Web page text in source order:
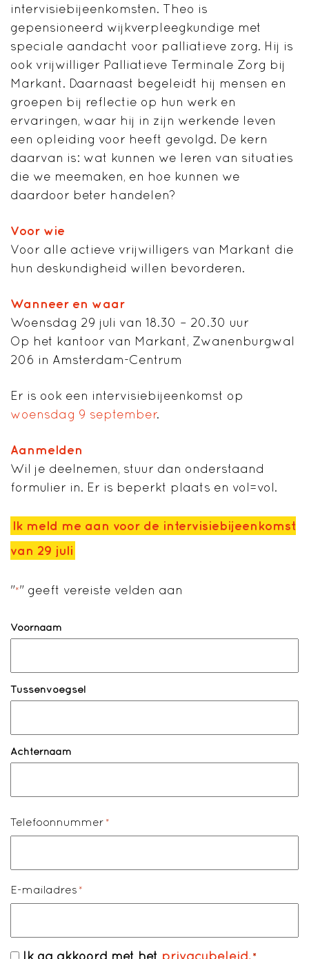
intervisiebijeenkomsten. Theo is
gepensioneerd wijkverpleegkundige met
speciale aandacht voor palliatieve zorg. Hij is
ook vrijwilliger Palliatieve Terminale Zorg bij
Markant. Daarnaast begeleidt hij mensen en
groepen bij reflectie op hun werk en
ervaringen, waar hij in zijn werkende leven
een opleiding voor heeft gevolgd. De kern
daarvan is: wat kunnen we leren van situaties
die we meemaken, en hoe kunnen we
daardoor beter handelen?
Voor wie
Voor alle actieve vrijwilligers van Markant die
hun deskundigheid willen bevorderen.
Wanneer en waar
Woensdag 29 juli van 18.30 – 20.30 uur
Op het kantoor van Markant, Zwanenburgwal
206 in Amsterdam-Centrum
Er is ook een intervisiebijeenkomst op
woensdag 9 september.
Aanmelden
Wil je deelnemen, stuur dan onderstaand
formulier in. Er is beperkt plaats en vol=vol.
Ik meld me aan voor de intervisiebijeenkomst
van 29 juli
"*" geeft vereiste velden aan
Naam *
Voornaam
Tussenvoegsel
Achternaam
Telefoonnummer *
E-mailadres *
Toestemming
Ik ga akkoord met het privacybeleid.